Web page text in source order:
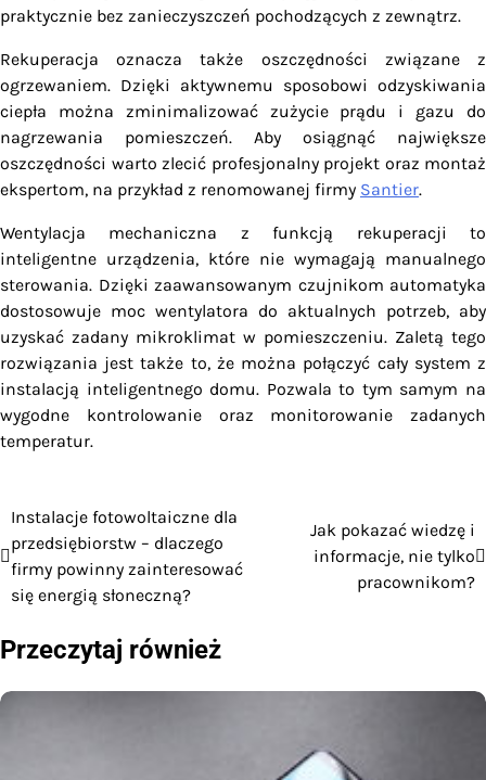
praktycznie bez zanieczyszczeń pochodzących z zewnątrz.
Rekuperacja oznacza także oszczędności związane z
ogrzewaniem. Dzięki aktywnemu sposobowi odzyskiwania
ciepła można zminimalizować zużycie prądu i gazu do
nagrzewania pomieszczeń. Aby osiągnąć największe
oszczędności warto zlecić profesjonalny projekt oraz montaż
ekspertom, na przykład z renomowanej firmy Santier.
Wentylacja mechaniczna z funkcją rekuperacji to
inteligentne urządzenia, które nie wymagają manualnego
sterowania. Dzięki zaawansowanym czujnikom automatyka
dostosowuje moc wentylatora do aktualnych potrzeb, aby
uzyskać zadany mikroklimat w pomieszczeniu. Zaletą tego
rozwiązania jest także to, że można połączyć cały system z
instalacją inteligentnego domu. Pozwala to tym samym na
wygodne kontrolowanie oraz monitorowanie zadanych
temperatur.
Nawigacja
wpisu
Instalacje fotowoltaiczne dla
przedsiębiorstw – dlaczego
firmy powinny zainteresować
się energią słoneczną?
Jak pokazać wiedzę i
informacje, nie tylko
pracownikom?
Przeczytaj również